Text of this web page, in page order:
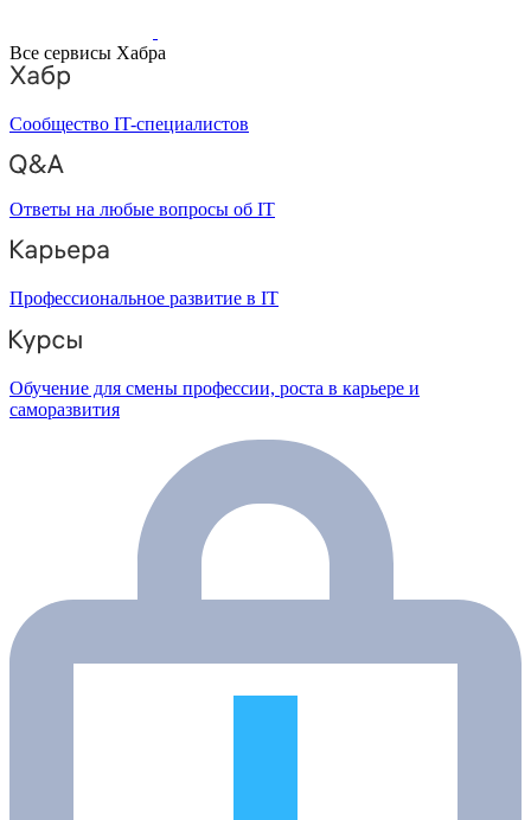
Все сервисы Хабра
Сообщество IT-специалистов
Ответы на любые вопросы об IT
Профессиональное развитие в IT
Обучение для смены профессии, роста в карьере и
саморазвития